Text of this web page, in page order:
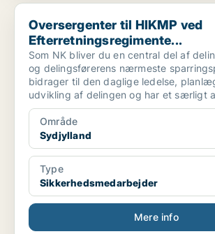
Oversergenter til HIKMP ved
Oversergenter til HIKMP ved
Efterretningsregimente...
Som NK bliver du en central del af
og delingsførerens nærmeste
bidrager til den daglige ledelse,
udvikling af delingen og har et særligt
Område
Sydjylland
Type
Sikkerhedsmedarbejder
Mere info